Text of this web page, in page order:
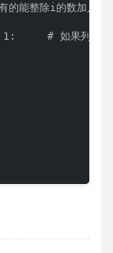
能整除i的数加入列
# 如果列表为空